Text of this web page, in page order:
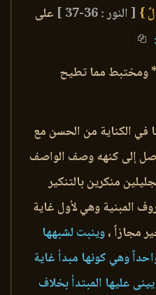
} [ النور : 36-37 ]
على
ومختبط مما تطيح
في الكناية من الحسن مع
يصل إلى كنهه وصف الواصف
منكرين بالتنكير
المبنية وهي لأول غاية
مجازاً ،وينبت لشبهها
وهي كونها مبدأ غاية
عليها المبتدأ بخلاف